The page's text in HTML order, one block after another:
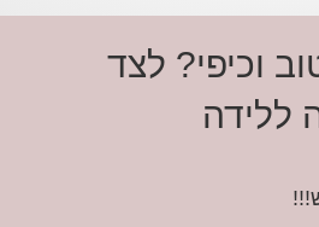
וכיפי? לצד
ללידה